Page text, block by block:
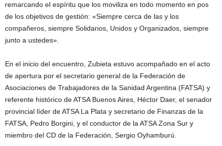
remarcando el espíritu que los moviliza en todo momento en pos
de los objetivos de gestión: «Siempre cerca de las y los
compañeros, siempre Solidarios, Unidos y Organizados, siempre
junto a ustedes».
En el inicio del encuentro, Zubieta estuvo acompañado en el acto
de apertura por el secretario general de la Federación de
Asociaciones de Trabajadores de la Sanidad Argentina (FATSA) y
referente histórico de ATSA Buenos Aires, Héctor Daer, el senador
provincial líder de ATSA La Plata y secretario de Finanzas de la
FATSA, Pedro Borgini, y el conductor de la ATSA Zona Sur y
miembro del CD de la Federación, Sergio Oyhamburú.